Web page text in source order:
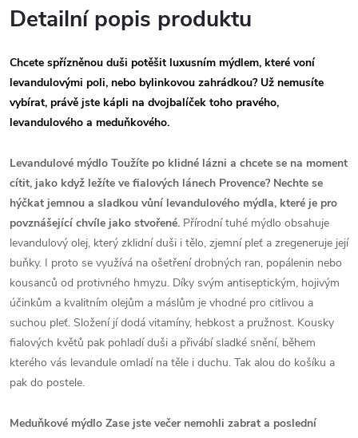
Detailní popis produktu
Chcete spřízněnou duši potěšit luxusním mýdlem, které voní
levandulovými poli, nebo bylinkovou zahrádkou? Už nemusíte
vybírat, právě jste kápli na dvojbalíček toho pravého,
levandulového a meduňkového.
Levandulové mýdlo Toužíte po klidné lázni a chcete se na moment
cítit, jako když ležíte ve fialových lánech Provence? Nechte se
hýčkat jemnou a sladkou vůní levandulového mýdla, které je pro
povznášející chvíle jako stvořené. Přírodní tuhé mýdlo obsahuje
levandulový olej, který zklidní duši i tělo, zjemní pleť a zregeneruje její
buňky. I proto se využívá na ošetření drobných ran, popálenin nebo
kousanců od protivného hmyzu. Díky svým antiseptickým, hojivým
účinkům a kvalitním olejům a máslům je vhodné pro citlivou a
suchou pleť. Složení jí dodá vitamíny, hebkost a pružnost. Kousky
fialových květů pak pohladí duši a přivábí sladké snění, během
kterého vás levandule omladí na těle i duchu. Tak alou do košíku a
pak do postele.
Meduňkové mýdlo Zase jste večer nemohli zabrat a poslední